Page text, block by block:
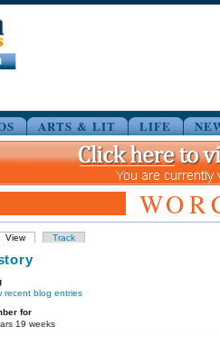
ARTS & LIT LIFE
View Track
recent blog entries
for
19 weeks